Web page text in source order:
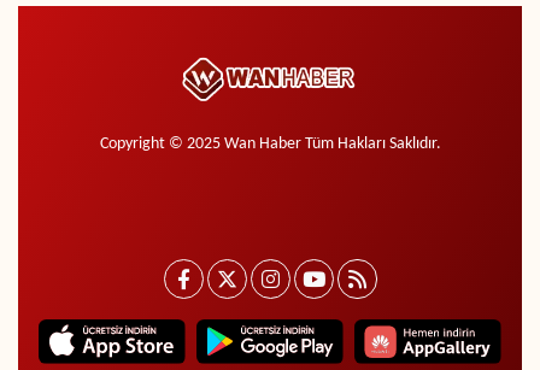
Copyright © 2025 Wan Haber Tüm Hakları Saklıdır.